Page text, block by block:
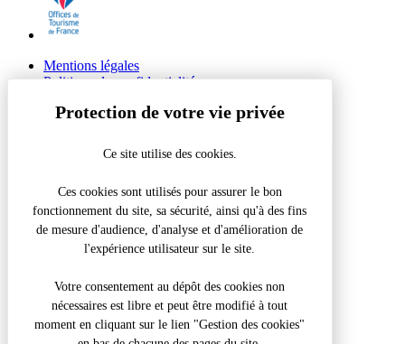
Mentions légales
Politique de confidentialité
© 2026 Site Groupes Tourisme du Grand Périgueux
Réalisation Koredge
Retour en haut de page
Visite des toits de la cathédrale Saint-Front – 1h
Fermer la modale
Que recherchez-vous ?
Recherche pour :
Ce site utilise des cookies.
Ces cookies sont utilisés pour assurer le bon
fonctionnement du site, sa sécurité, ainsi qu'à des fins
de mesure d'audience, d'analyse et d'amélioration de
l'expérience utilisateur sur le site.
Votre consentement au dépôt des cookies non
nécessaires est libre et peut être modifié à tout
moment en cliquant sur le lien "Gestion des cookies"